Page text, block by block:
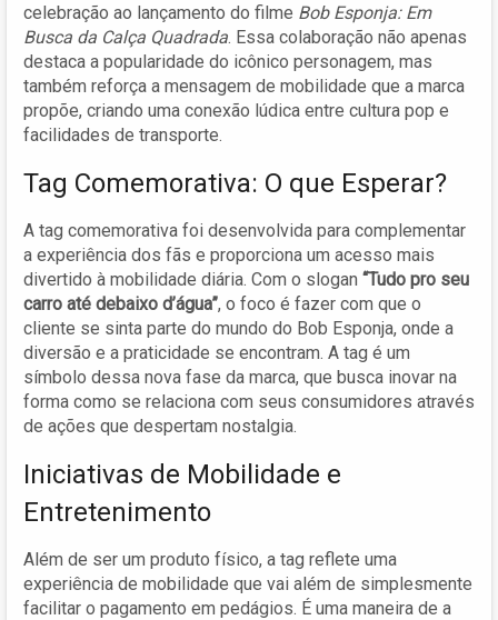
celebração ao lançamento do filme Bob Esponja: Em
Busca da Calça Quadrada. Essa colaboração não apenas
destaca a popularidade do icônico personagem, mas
também reforça a mensagem de mobilidade que a marca
propõe, criando uma conexão lúdica entre cultura pop e
facilidades de transporte.
Tag Comemorativa: O que Esperar?
A tag comemorativa foi desenvolvida para complementar
a experiência dos fãs e proporciona um acesso mais
divertido à mobilidade diária. Com o slogan “Tudo pro seu
carro até debaixo d’água”, o foco é fazer com que o
cliente se sinta parte do mundo do Bob Esponja, onde a
diversão e a praticidade se encontram. A tag é um
símbolo dessa nova fase da marca, que busca inovar na
forma como se relaciona com seus consumidores através
de ações que despertam nostalgia.
Iniciativas de Mobilidade e
Entretenimento
Além de ser um produto físico, a tag reflete uma
experiência de mobilidade que vai além de simplesmente
facilitar o pagamento em pedágios. É uma maneira de a